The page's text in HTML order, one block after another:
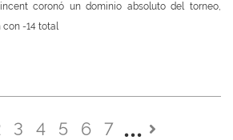
coronó un dominio absoluto del torneo,
con -14 total
3 4 5 6 7